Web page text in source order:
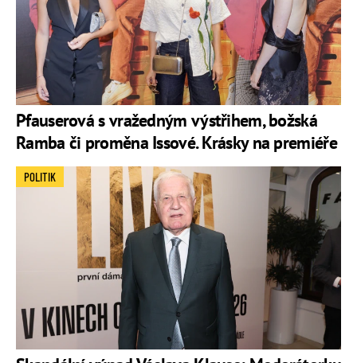
Pfauserová s vražedným výstřihem, božská
Ramba či proměna Issové. Krásky na premiéře
POLITIK